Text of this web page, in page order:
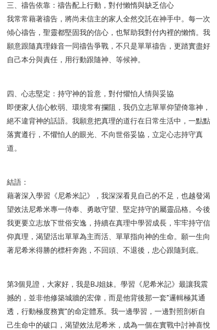
三、禱告依靠：禱告配上行動，對付懶惰與缺乏信心
我常常藉著禱告，將尚未信主的家人全然交託在神手中。每一次
傾心禱告，聖靈都堅固我的信心，也幫助我對付內裡的懶惰。我
願意跟隨真理錄音一同禱告爭戰，不只是單單禱告，更踏實盡好
自己本分與責任，用行動跟隨神、等候神。
四、心志堅定：持守神的旨意，對付懼怕人情與妥協
即便家人信心軟弱、環境常有攔阻，我仍立志單單仰望倚靠神，
絕不違背神的話語。我願意把真理的道行在日常生活中，一點點
落實遵行，不懼怕人的眼光、不向世俗妥協，立定心志持守真
道。
結語：
藉著深入學習《尼希米記》，我深深看見自己的不足，也越發渴
望效法尼希米專一侍奉、勇敢守望、堅定持守的屬靈品格。今後
我更要立志放下世俗安逸，持續在真理中學習成長，牢牢持守信
仰真理，渴望活出單單為主而活、單單指向神的生命。願一生向
著尼希米得勝的標杆奔跑，不回頭、不退後，忠心跟隨到底。
第3個見證，大家好，我是BJ姐妹。學習《尼希米記》最讓我震
撼的，並非他修築城牆的宏偉，而是他背後那一套"邏輯極其通
透，行動極度務實"的命定體系。我一邊學習，一邊對照剖析自
己生命中的破口，渴望效法尼希米，成為一個在實戰中討神喜悅